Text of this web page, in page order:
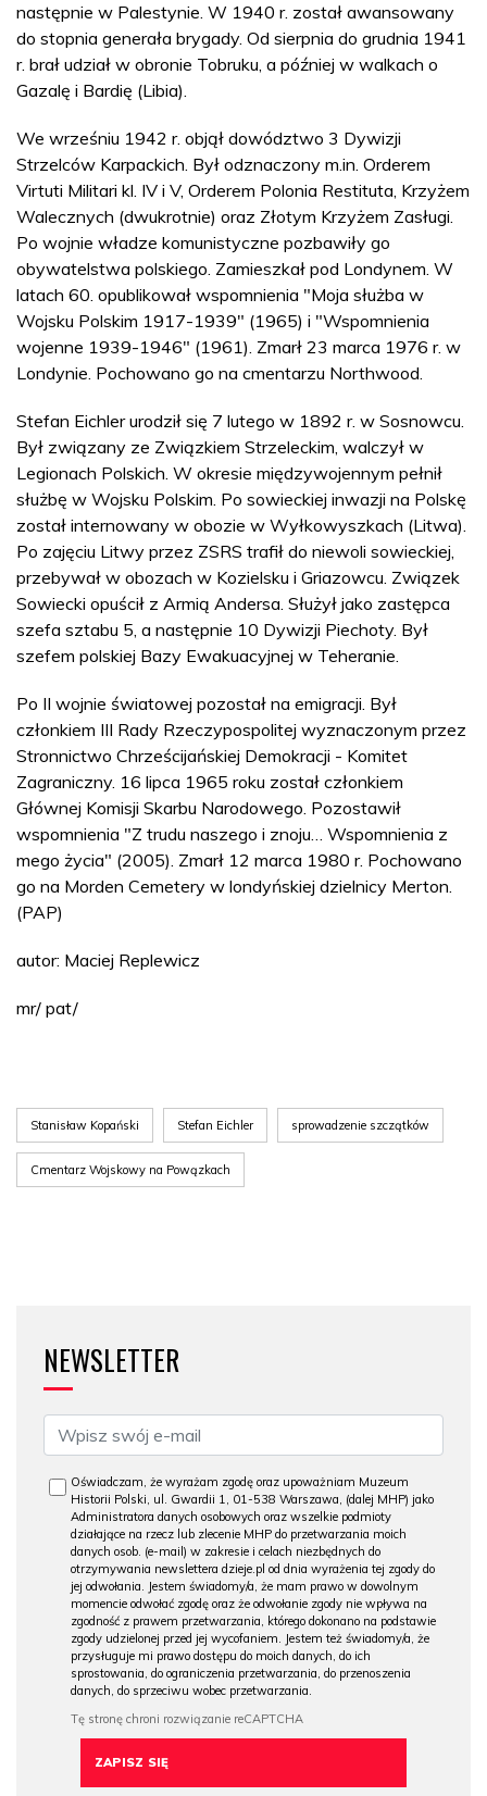
następnie w Palestynie. W 1940 r. został awansowany
do stopnia generała brygady. Od sierpnia do grudnia 1941
r. brał udział w obronie Tobruku, a później w walkach o
Gazalę i Bardię (Libia).
We wrześniu 1942 r. objął dowództwo 3 Dywizji
Strzelców Karpackich. Był odznaczony m.in. Orderem
Virtuti Militari kl. IV i V, Orderem Polonia Restituta, Krzyżem
Walecznych (dwukrotnie) oraz Złotym Krzyżem Zasługi.
Po wojnie władze komunistyczne pozbawiły go
obywatelstwa polskiego. Zamieszkał pod Londynem. W
latach 60. opublikował wspomnienia "Moja służba w
Wojsku Polskim 1917-1939" (1965) i "Wspomnienia
wojenne 1939-1946" (1961). Zmarł 23 marca 1976 r. w
Londynie. Pochowano go na cmentarzu Northwood.
Stefan Eichler urodził się 7 lutego w 1892 r. w Sosnowcu.
Był związany ze Związkiem Strzeleckim, walczył w
Legionach Polskich. W okresie międzywojennym pełnił
służbę w Wojsku Polskim. Po sowieckiej inwazji na Polskę
został internowany w obozie w Wyłkowyszkach (Litwa).
Po zajęciu Litwy przez ZSRS trafił do niewoli sowieckiej,
przebywał w obozach w Kozielsku i Griazowcu. Związek
Sowiecki opuścił z Armią Andersa. Służył jako zastępca
szefa sztabu 5, a następnie 10 Dywizji Piechoty. Był
szefem polskiej Bazy Ewakuacyjnej w Teheranie.
Po II wojnie światowej pozostał na emigracji. Był
członkiem III Rady Rzeczypospolitej wyznaczonym przez
Stronnictwo Chrześcijańskiej Demokracji - Komitet
Zagraniczny. 16 lipca 1965 roku został członkiem
Głównej Komisji Skarbu Narodowego. Pozostawił
wspomnienia "Z trudu naszego i znoju… Wspomnienia z
mego życia" (2005). Zmarł 12 marca 1980 r. Pochowano
go na Morden Cemetery w londyńskiej dzielnicy Merton.
(PAP)
autor: Maciej Replewicz
mr/ pat/
Stanisław Kopański Stefan Eichler sprowadzenie szczątków
Cmentarz Wojskowy na Powązkach
NEWSLETTER
Oświadczam, że wyrażam zgodę oraz upoważniam Muzeum
Historii Polski, ul. Gwardii 1, 01-538 Warszawa, (dalej MHP) jako
Administratora danych osobowych oraz wszelkie podmioty
działające na rzecz lub zlecenie MHP do przetwarzania moich
danych osob. (e-mail) w zakresie i celach niezbędnych do
otrzymywania newslettera dzieje.pl od dnia wyrażenia tej zgody do
jej odwołania. Jestem świadomy/a, że mam prawo w dowolnym
momencie odwołać zgodę oraz że odwołanie zgody nie wpływa na
zgodność z prawem przetwarzania, którego dokonano na podstawie
zgody udzielonej przed jej wycofaniem. Jestem też świadomy/a, że
przysługuje mi prawo dostępu do moich danych, do ich
sprostowania, do ograniczenia przetwarzania, do przenoszenia
danych, do sprzeciwu wobec przetwarzania.